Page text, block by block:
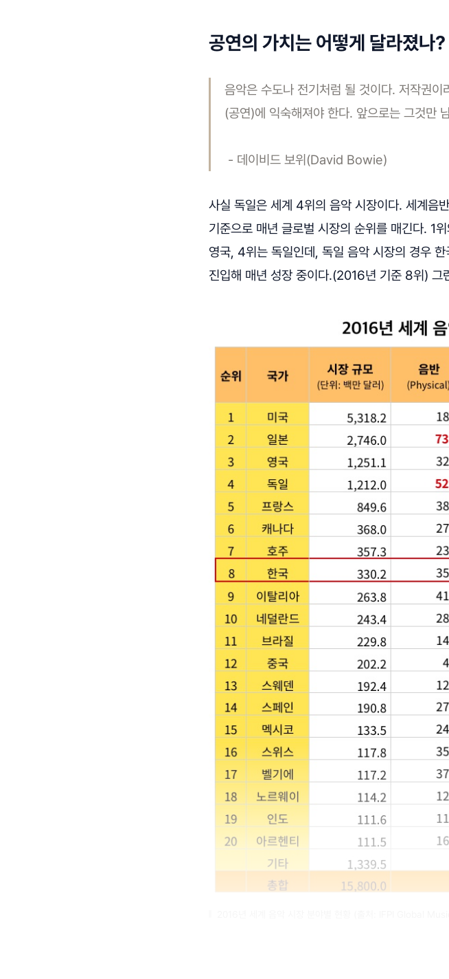
공연의 가치는 어떻게 달라졌나?
음악은 수도나 전기처럼 될 것이다. 저작권
(공연)에 익숙해져야 한다. 앞으로는 그것만
- 데이비드 보위(David Bowie)
사실 독일은 세계 4위의 음악 시장이다. 세계음
기준으로 매년 글로벌 시장의 순위를 매긴다. 1
영국, 4위는 독일인데, 독일 음악 시장의 경우
진입해 매년 성장 중이다.(2016년 기준 8위) 그